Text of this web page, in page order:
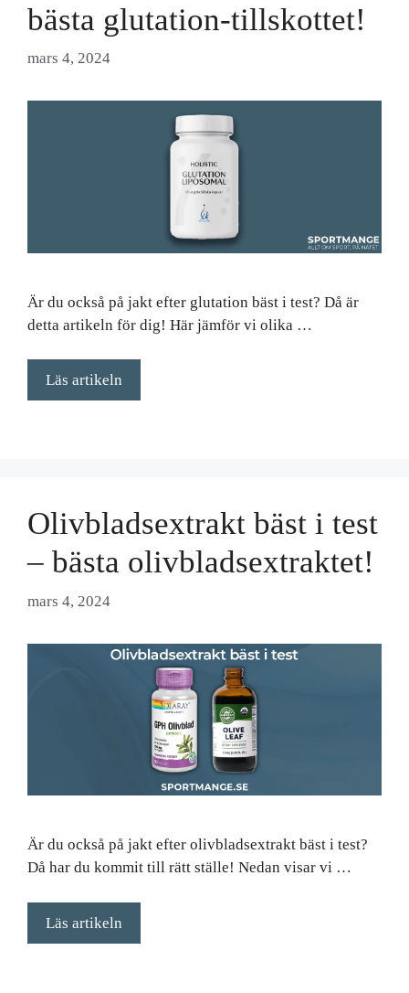
bästa glutation-tillskottet!
mars 4, 2024
Är du också på jakt efter glutation bäst i test? Då är
detta artikeln för dig! Här jämför vi olika …
Läs artikeln
Olivbladsextrakt bäst i test
– bästa olivbladsextraktet!
mars 4, 2024
Är du också på jakt efter olivbladsextrakt bäst i test?
Då har du kommit till rätt ställe! Nedan visar vi …
Läs artikeln